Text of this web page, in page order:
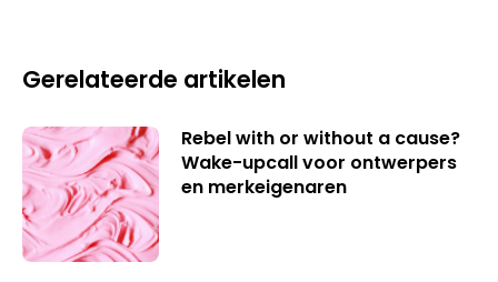
Gerelateerde artikelen
Rebel with or without a cause?
Wake-upcall voor ontwerpers
en merkeigenaren